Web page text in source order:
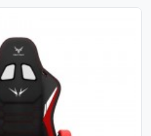
hơn rất nhiều nhờ vào
khối ở vị trí ngồi của
đến 160 độ
là 160 độ, hoàn toàn
với tổng thể chất lượng